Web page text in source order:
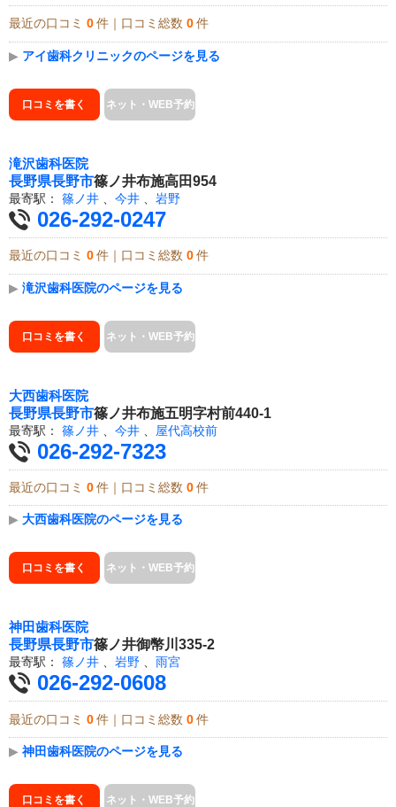
最近の口コミ 0 件｜口コミ総数 0 件
▶ アイ歯科クリニックのページを見る
口コミを書く ネット・WEB予約
滝沢歯科医院
長野県長野市篠ノ井布施高田954
最寄駅： 篠ノ井 今井 岩野
026-292-0247
最近の口コミ 0 件｜口コミ総数 0 件
▶ 滝沢歯科医院のページを見る
口コミを書く ネット・WEB予約
大西歯科医院
長野県長野市篠ノ井布施五明字村前440-1
最寄駅： 篠ノ井 今井 屋代高校前
026-292-7323
最近の口コミ 0 件｜口コミ総数 0 件
▶ 大西歯科医院のページを見る
口コミを書く ネット・WEB予約
神田歯科医院
長野県長野市篠ノ井御幣川335-2
最寄駅： 篠ノ井 、 岩野 、 雨宮
026-292-0608
最近の口コミ 0 件｜口コミ総数 0 件
▶ 神田歯科医院のページを見る
口コミを書く ネット・WEB予約